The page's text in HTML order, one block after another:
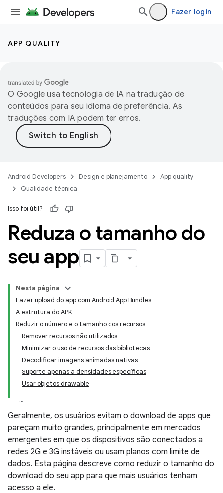
Fazer login
APP QUALITY
O Google usa tecnologia de IA na tradução de
conteúdos para seu idioma de preferência. As
traduções com IA podem ter erros.
Android Developers Design e planejamento
App quality
Qualidade técnica
Isso foi útil?
Reduza o tamanho do
seu app
Nesta página
Fazer upload do app com Android App Bundles
A estrutura do APK
Reduzir o número e o tamanho dos recursos
Remover recursos não utilizados
Minimizar o uso de recursos das bibliotecas
Decodificar imagens animadas nativas
Suporte apenas a densidades específicas
Usar objetos drawable
Geralmente, os usuários evitam o download de apps que
pareçam muito grandes, principalmente em mercados
emergentes em que os dispositivos são conectados a
redes 2G e 3G instáveis ou usam planos com limite de
dados. Esta página descreve como reduzir o tamanho do
download do seu app para que mais usuários tenham
acesso a ele.